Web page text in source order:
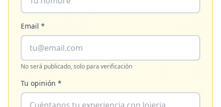
Email *
No será publicado, solo para verificación
Tu opinión *